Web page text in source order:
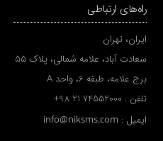
راه‌های ارتباطی
ایران، تهران
سعادت آباد، علامه شمالی، پلاک 55
برج علامه، طبقه 6، واحد A
تلفن : +98 21 74552000
ایمیل : info@niksms.com